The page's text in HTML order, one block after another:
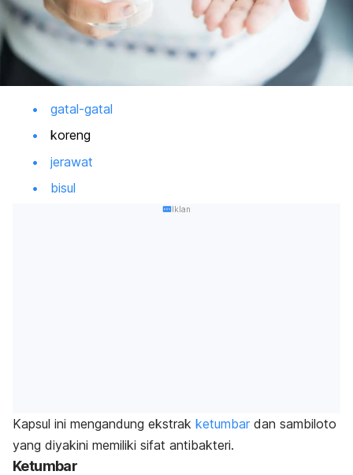
gatal-gatal
koreng
jerawat
bisul
Iklan
Kapsul ini mengandung ekstrak ketumbar dan sambiloto
yang diyakini memiliki sifat antibakteri.
Ketumbar